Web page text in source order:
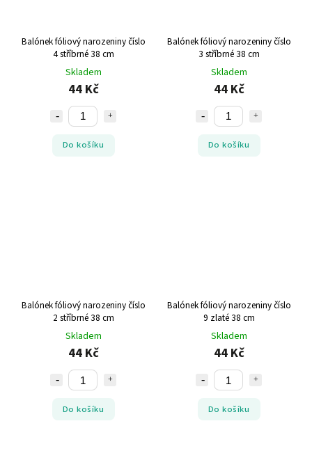
Balónek fóliový narozeniny číslo
4 stříbrné 38 cm
Skladem
44 Kč
Do košíku
Balónek fóliový narozeniny číslo
3 stříbrné 38 cm
Skladem
44 Kč
Do košíku
Balónek fóliový narozeniny číslo
2 stříbrné 38 cm
Skladem
44 Kč
Do košíku
Balónek fóliový narozeniny číslo
9 zlaté 38 cm
Skladem
44 Kč
Do košíku